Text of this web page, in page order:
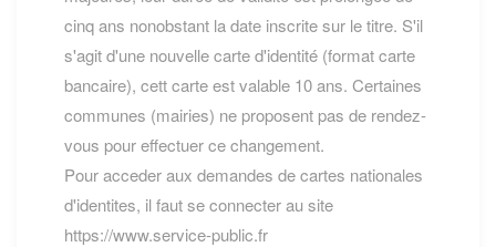
cinq ans nonobstant la date inscrite sur le titre. S'il
s'agit d'une nouvelle carte d'identité (format carte
bancaire), cett carte est valable 10 ans. Certaines
communes (mairies) ne proposent pas de rendez-
vous pour effectuer ce changement.
Pour acceder aux demandes de cartes nationales
d'identites, il faut se connecter au site
https://www.service-public.fr